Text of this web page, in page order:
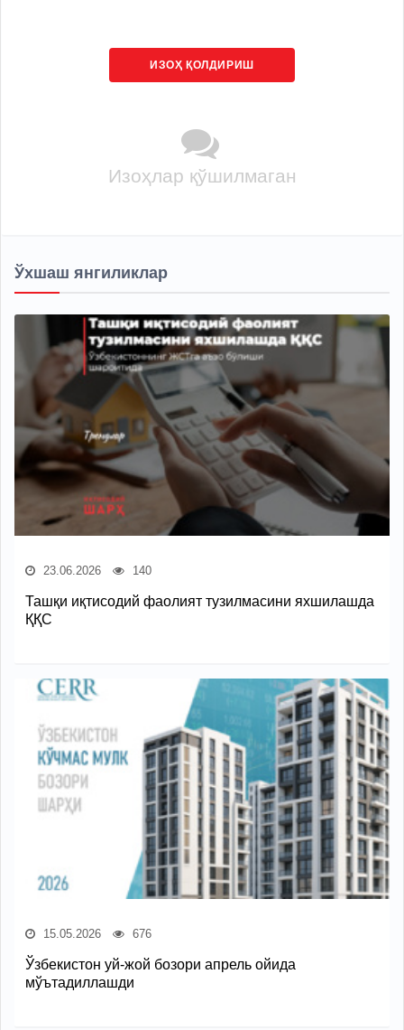
ИЗОҲ ҚОЛДИРИШ
Изоҳлар қўшилмаган
Ўхшаш янгиликлар
23.06.2026 140
Ташқи иқтисодий фаолият тузилмасини яхшилашда
ҚҚС
15.05.2026 676
Ўзбекистон уй-жой бозори апрель ойида
мўътадиллашди